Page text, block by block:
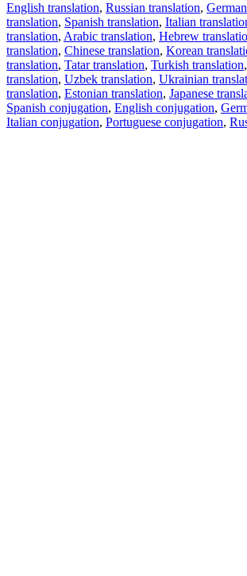
English translation, Russian translation,
translation, Spanish translation, Italian
translation, Arabic translation, Hebrew
translation, Chinese translation, Korean
translation, Tatar translation, Turkish translation,
translation, Uzbek translation, Ukrainian
translation, Estonian translation, Japanese
Spanish conjugation, English conjugation,
Italian conjugation, Portuguese conjugation,